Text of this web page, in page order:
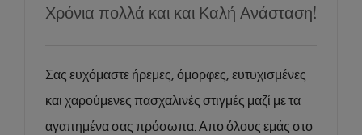
Χρόνια πολλά και και Καλή Ανάσταση!
Σας ευχόμαστε ήρεμες, όμορφες, ευτυχισμένες
και χαρούμενες πασχαλινές στιγμές μαζί με τα
αγαπημένα σας πρόσωπα. Απο όλους εμάς στο